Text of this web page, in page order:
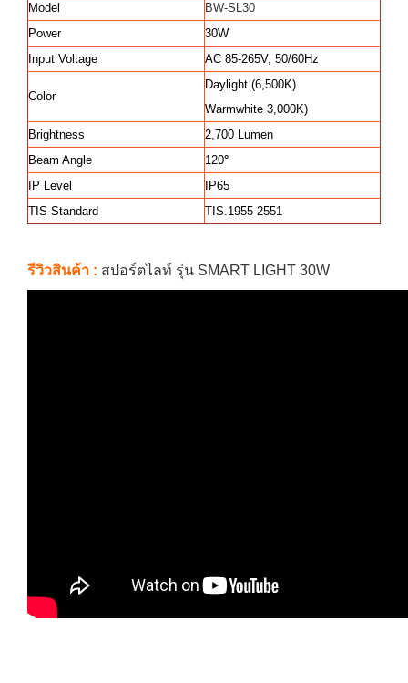
Model
BW-SL30
Power
30W
Input Voltage
AC 85-265V, 50/60Hz
Color
Daylight (6,500K)
Warmwhite 3,000K)
Brightness
2,700 Lumen
Beam Angle
120°
IP Level
IP65
TIS Standard
TIS.1955-2551
รีวิวสินค้า : สปอร์ตไลท์ รุ่น SMART LIGHT 30W